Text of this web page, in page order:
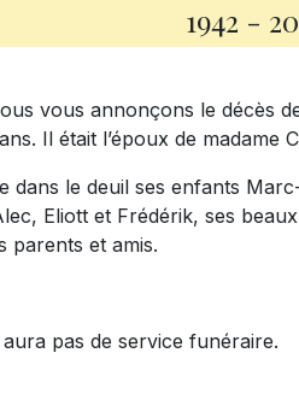
1942 -
vous annonçons le décès
Il était l’époux de madame
dans le deuil ses enfants
Eliott et Frédérik, ses
parents et amis.
pas de service funéraire.